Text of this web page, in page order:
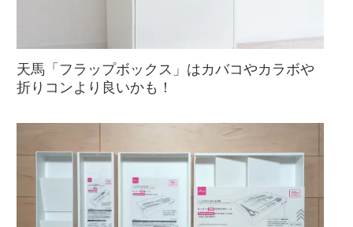
天馬「フラップボックス」はカバコやカラボや
折りコンより良いかも！